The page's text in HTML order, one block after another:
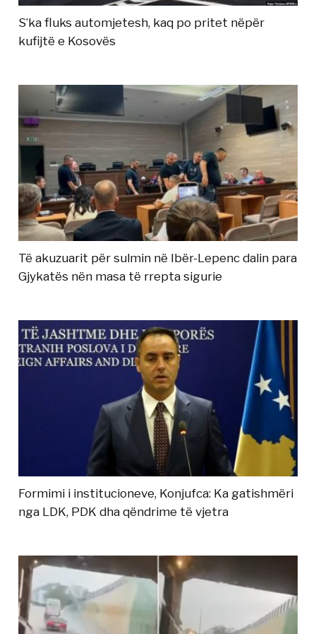
S’ka fluks automjetesh, kaq po pritet nëpër
kufijtë e Kosovës
Të akuzuarit për sulmin në Ibër-Lepenc dalin para
Gjykatës nën masa të rrepta sigurie
Formimi i institucioneve, Konjufca: Ka gatishmëri
nga LDK, PDK dha qëndrime të vjetra